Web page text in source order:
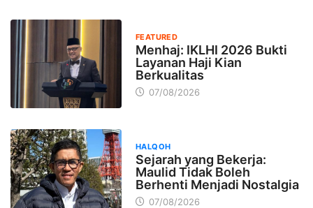
FEATURED
Menhaj: IKLHI 2026 Bukti
Layanan Haji Kian
Berkualitas
07/08/2026
HALQOH
Sejarah yang Bekerja:
Maulid Tidak Boleh
Berhenti Menjadi Nostalgia
07/08/2026